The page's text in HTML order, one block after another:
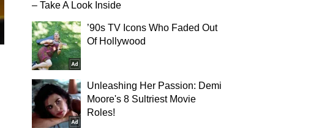
– Take A Look Inside
’90s TV Icons Who Faded Out
Of Hollywood
Unleashing Her Passion: Demi
Moore's 8 Sultriest Movie
Roles!